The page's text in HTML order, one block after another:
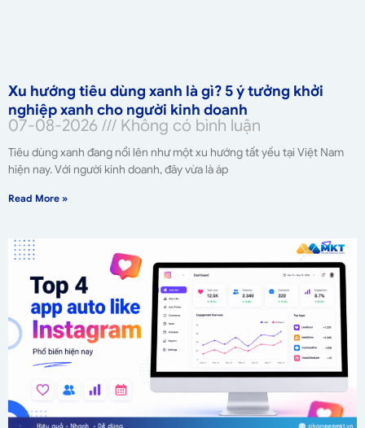
Xu hướng tiêu dùng xanh là gì? 5 ý tưởng khởi
nghiệp xanh cho người kinh doanh
07-08-2026 Không có bình luận
Tiêu dùng xanh đang nổi lên như một xu hướng tất yếu tại Việt Nam
hiện nay. Với người kinh doanh, đây vừa là áp
Read More »